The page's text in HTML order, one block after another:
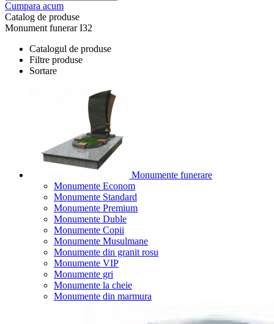
Cumpara acum
Catalog de produse
Monument funerar I32
Catalogul de produse
Filtre produse
Sortare
Monumente funerare
Monumente Econom
Monumente Standard
Monumente Premium
Monumente Duble
Monumente Copii
Monumente Musulmane
Monumente din granit rosu
Monumente VIP
Monumente gri
Monumente la cheie
Monumente din marmura